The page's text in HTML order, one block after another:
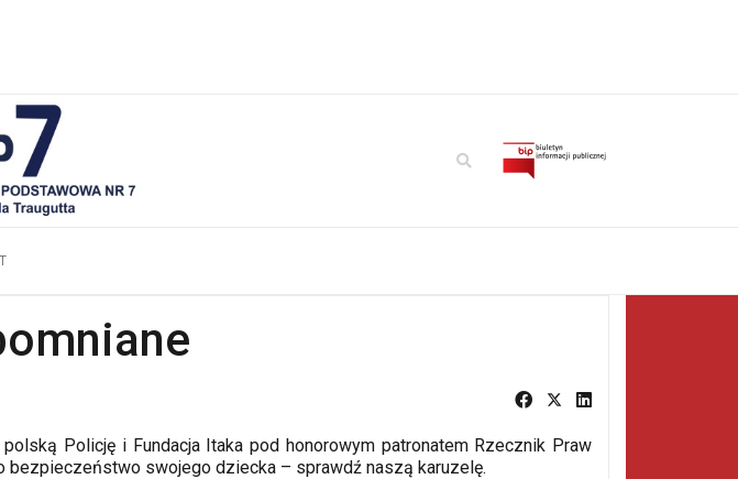
Policję i Fundacja Itaka pod honorowym patronatem Rzecznik Praw
bezpieczeństwo swojego dziecka – sprawdź naszą karuzelę.